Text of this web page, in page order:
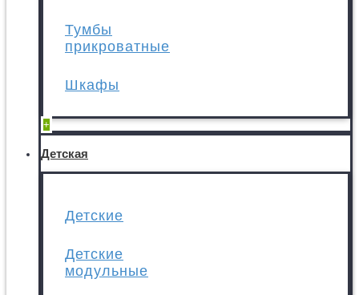
Тумбы
прикроватные
Шкафы
+
Детская
Детские
Детские
модульные